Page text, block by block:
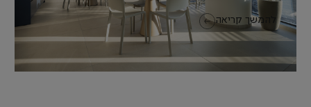
להמשך קריאה